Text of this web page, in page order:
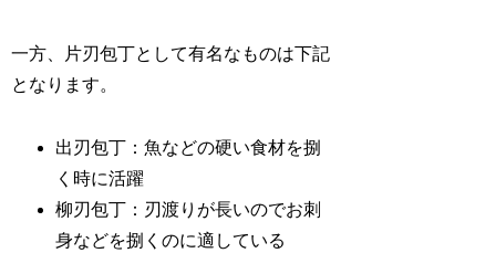
一方、片刃包丁として有名なものは下記
となります。
出刃包丁：魚などの硬い食材を捌
く時に活躍
柳刃包丁：刃渡りが長いのでお刺
身などを捌くのに適している